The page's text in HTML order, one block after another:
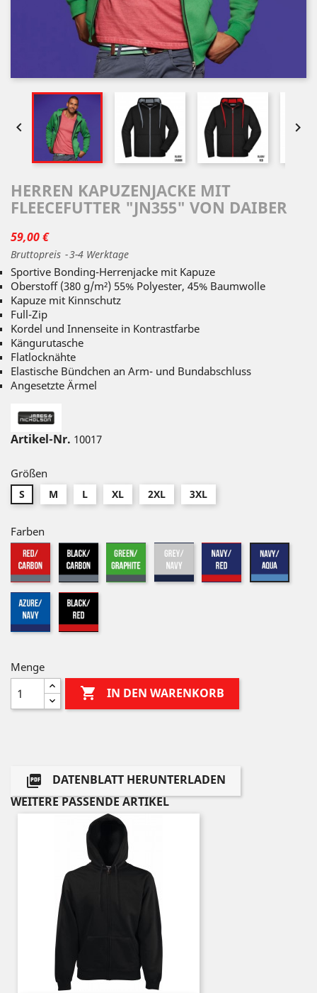
 
HERREN KAPUZENJACKE MIT
FLEECEFUTTER "JN355" VON DAIBER
59,00 €
Bruttopreis 3-4 Werktage
Sportive Bonding-Herrenjacke mit Kapuze
Oberstoff (380 g/m²) 55% Polyester, 45% Baumwolle
Kapuze mit Kinnschutz
Full-Zip
Kordel und Innenseite in Kontrastfarbe
Kängurutasche
Flatlocknähte
Elastische Bündchen an Arm- und Bundabschluss
Angesetzte Ärmel
Artikel-Nr. 10017
Größen
S M L XL 2XL 3XL
Farben
red-
carbon
black-
carbon
green-
graphite
grey-
navy-
azure-
Menge
 IN DEN WARENKORB

DATENBLATT HERUNTERLADEN
WEITERE PASSENDE ARTIKEL